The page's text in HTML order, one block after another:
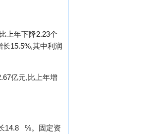
上年下降2.23个
15.5%,其中利润
亿元,比上年增
14.8 %。固定资